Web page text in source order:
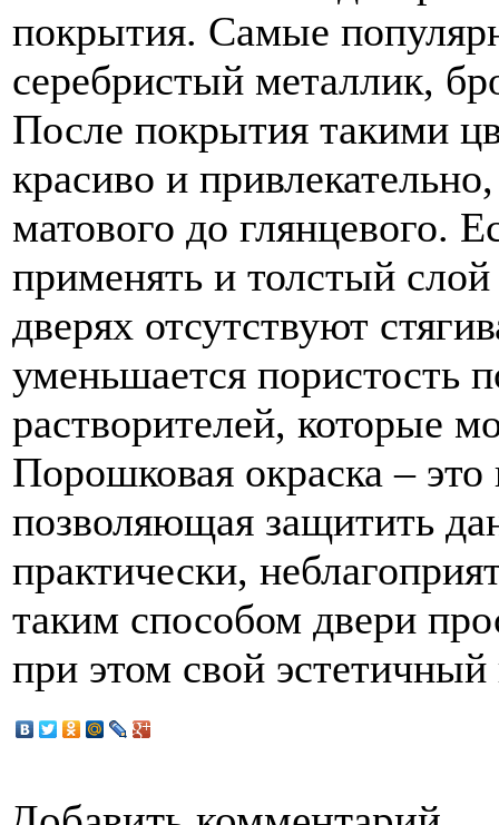
покрытия. Самые
серебристый металлик,
После покрытия такими
красиво и
матового до глянцевого.
применять и толстый
дверях отсутствуют
уменьшается пористость
растворителей, которые
Порошковая окраска –
позволяющая защитить
практически,
таким способом двери
при этом свой